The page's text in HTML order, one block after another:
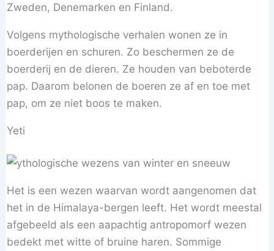
Zweden, Denemarken en Finland.
Volgens mythologische verhalen wonen ze in
boerderijen en schuren. Zo beschermen ze de
boerderij en de dieren. Ze houden van beboterde
pap. Daarom belonen de boeren ze af en toe met
pap, om ze niet boos te maken.
Yeti
Het is een wezen waarvan wordt aangenomen dat
het in de Himalaya-bergen leeft. Het wordt meestal
afgebeeld als een aapachtig antropomorf wezen
bedekt met witte of bruine haren. Sommige